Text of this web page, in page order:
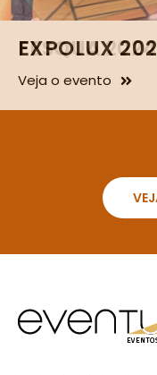
EXPOLUX
Veja o evento
FESQUA
Veja o evento